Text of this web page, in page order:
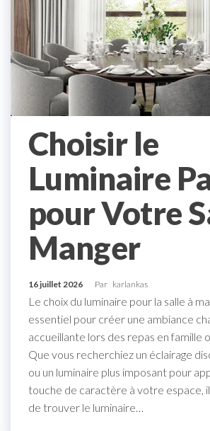
Choisir le
Luminaire
pour Votre
Manger
16 juillet 2026 Par karlankas
Le choix du luminaire pour la salle à
essentiel pour créer une ambiance
accueillante lors des repas en famille
Que vous recherchiez un éclairage
ou un luminaire plus imposant pour
touche de caractère à votre espace,
de trouver le luminaire…